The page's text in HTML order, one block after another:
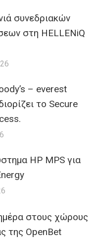
συνεδριακών
στη HELLENiQ
– everest
το Secure
HP MPS για
στους χώρους
της OpenBet